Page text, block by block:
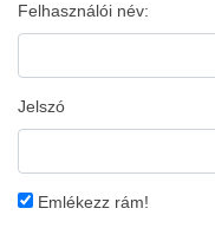
Felhasználói név:
Jelszó
Emlékezz rám!